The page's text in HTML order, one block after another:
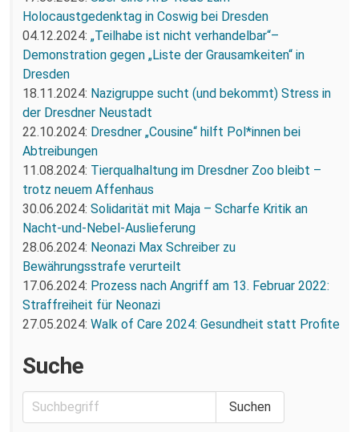
Holocaustgedenktag in Coswig bei Dresden
04.12.2024: „Teilhabe ist nicht verhandelbar“–
Demonstration gegen „Liste der Grausamkeiten“ in
Dresden
18.11.2024: Nazigruppe sucht (und bekommt) Stress in
der Dresdner Neustadt
22.10.2024: Dresdner „Cousine“ hilft Pol*innen bei
Abtreibungen
11.08.2024: Tierqualhaltung im Dresdner Zoo bleibt –
trotz neuem Affenhaus
30.06.2024: Solidarität mit Maja – Scharfe Kritik an
Nacht-und-Nebel-Auslieferung
28.06.2024: Neonazi Max Schreiber zu
Bewährungsstrafe verurteilt
17.06.2024: Prozess nach Angriff am 13. Februar 2022:
Straffreiheit für Neonazi
27.05.2024: Walk of Care 2024: Gesundheit statt Profite
Suche